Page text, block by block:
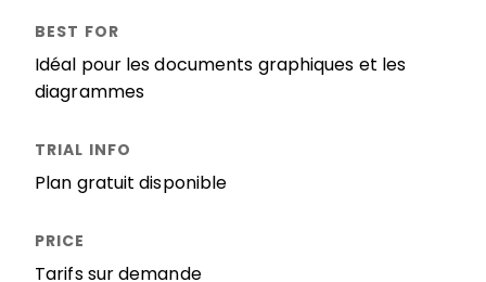
Idéal pour les documents graphiques et les
diagrammes
Plan gratuit disponible
Tarifs sur demande